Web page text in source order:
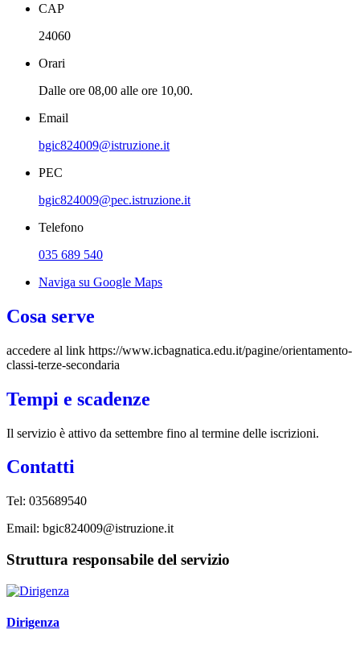
CAP
24060
Orari
Dalle ore 08,00 alle ore 10,00.
Email
bgic824009@istruzione.it
PEC
bgic824009@pec.istruzione.it
Telefono
035 689 540
Naviga su Google Maps
Cosa serve
accedere al link https://www.icbagnatica.edu.it/pagine/orientamento-
classi-terze-secondaria
Tempi e scadenze
Il servizio è attivo da settembre fino al termine delle iscrizioni.
Contatti
Tel: 035689540
Email: bgic824009@istruzione.it
Struttura responsabile del servizio
Dirigenza